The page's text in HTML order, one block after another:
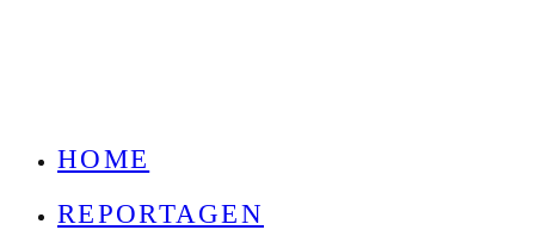
HOME
REPORTAGEN